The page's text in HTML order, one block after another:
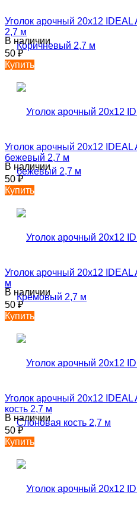
Уголок арочный 20х12
2,7 м
В наличии
50₽
Купить
Уголок арочный 20х12 IDEAL
бежевый 2,7 м
В наличии
50₽
Купить
Уголок арочный 20х12
м
В наличии
50₽
Купить
Уголок арочный 20х12
кость 2,7 м
В наличии
50₽
Купить